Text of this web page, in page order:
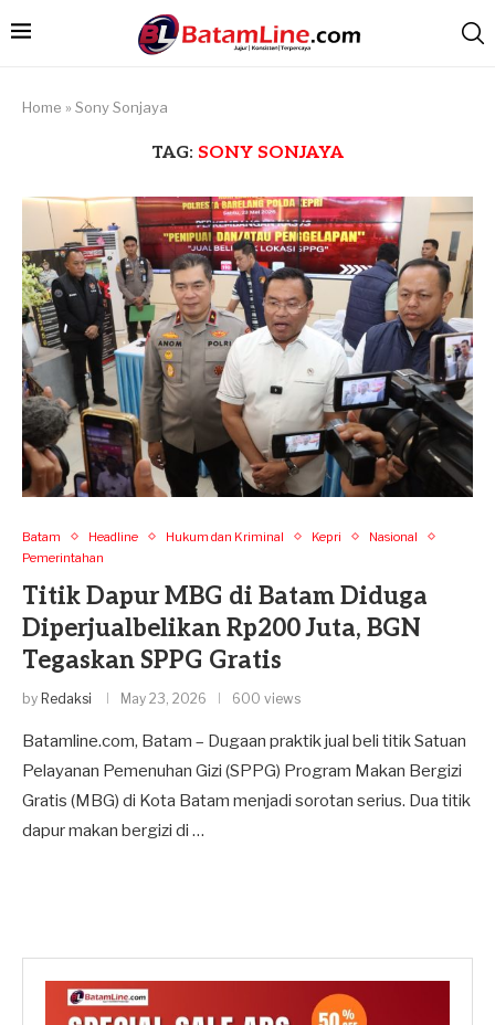
Home » Sony Sonjaya
TAG: SONY SONJAYA
Batam Headline Hukum dan Kriminal Kepri
Nasional
Pemerintahan
Titik Dapur MBG di Batam Diduga
Diperjualbelikan Rp200 Juta, BGN
Tegaskan SPPG Gratis
by Redaksi May 23, 2026 600 views
Batamline.com, Batam – Dugaan praktik jual beli titik Satuan
Pelayanan Pemenuhan Gizi (SPPG) Program Makan Bergizi
Gratis (MBG) di Kota Batam menjadi sorotan serius. Dua titik
dapur makan bergizi di …